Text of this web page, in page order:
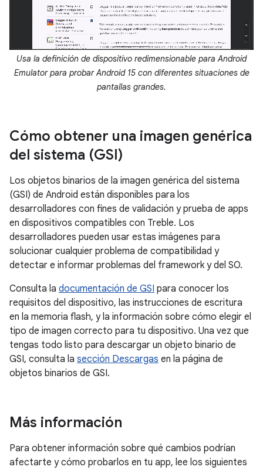
Usa la definición de dispositivo redimensionable para Android
Emulator para probar Android 15 con diferentes situaciones de
pantallas grandes.
Cómo obtener una imagen genérica
del sistema (GSI)
Los objetos binarios de la imagen genérica del sistema
(GSI) de Android están disponibles para los
desarrolladores con fines de validación y prueba de apps
en dispositivos compatibles con Treble. Los
desarrolladores pueden usar estas imágenes para
solucionar cualquier problema de compatibilidad y
detectar e informar problemas del framework y del SO.
Consulta la documentación de GSI para conocer los
requisitos del dispositivo, las instrucciones de escritura
en la memoria flash, y la información sobre cómo elegir el
tipo de imagen correcto para tu dispositivo. Una vez que
tengas todo listo para descargar un objeto binario de
GSI, consulta la sección Descargas en la página de
objetos binarios de GSI.
Más información
Para obtener información sobre qué cambios podrían
afectarte y cómo probarlos en tu app, lee los siguientes